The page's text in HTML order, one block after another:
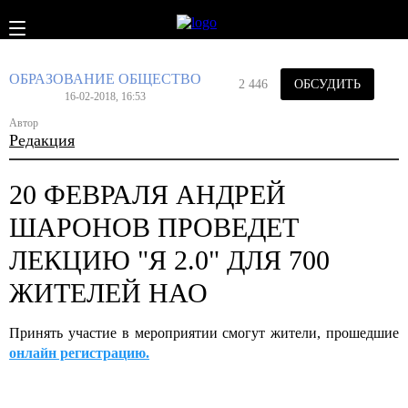
ОБРАЗОВАНИЕ ОБЩЕСТВО
16-02-2018, 16:53
Автор
Редакция
2 446 ОБСУДИТЬ
20 ФЕВРАЛЯ АНДРЕЙ
ШАРОНОВ ПРОВЕДЕТ
ЛЕКЦИЮ "Я 2.0" ДЛЯ 700
ЖИТЕЛЕЙ НАО
Принять участие в мероприятии смогут жители, прошедшие
онлайн регистрацию.